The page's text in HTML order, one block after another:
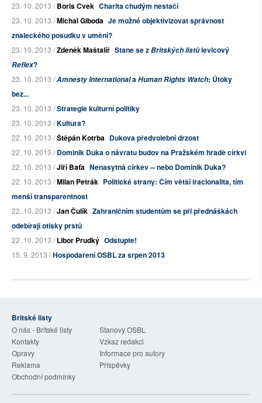
23. 10. 2013 /Boris Cvek Charita chudým nestačí
23. 10. 2013 /Michal Giboda Je možné objektivizovat správnost
znaleckého posudku v umění?
23. 10. 2013 /Zdeněk Maštalíř Stane se zBritských listůlevicový
Reflex?
23. 10. 2013 /Amnesty InternationalaHuman Rights Watch: Útoky
bez...
23. 10. 2013 /Strategie kulturní politiky
23. 10. 2013 /Kultura?
22. 10. 2013 /Štěpán Kotrba Dukova předvolební drzost
22. 10. 2013 /Dominik Duka o návratu budov na Pražském hradě církvi
22. 10. 2013 /Jiří Baťa Nenasytná církev -- nebo Dominik Duka?
22. 10. 2013 /Milan Petrák Politické strany: Čím větší iracionalita, tím
menší transparentnost
22. 10. 2013 /Jan Čulík Zahraničním studentům se při přednáškách
odebírají otisky prstů
22. 10. 2013 /Libor Prudký Odstupte!
15. 9. 2013 /Hospodaření OSBL za srpen 2013
Britské listy
O nás - Britské listy
Stanovy OSBL
Kontakty
Vzkaz redakci
Opravy
Informace pro autory
Reklama
Příspěvky
Obchodní podmínky